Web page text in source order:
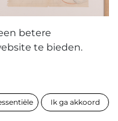
Ceulemans
betere
te bieden.
Ik ga akkoord